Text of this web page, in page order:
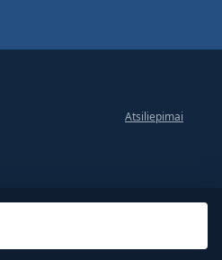
Atsiliepimai